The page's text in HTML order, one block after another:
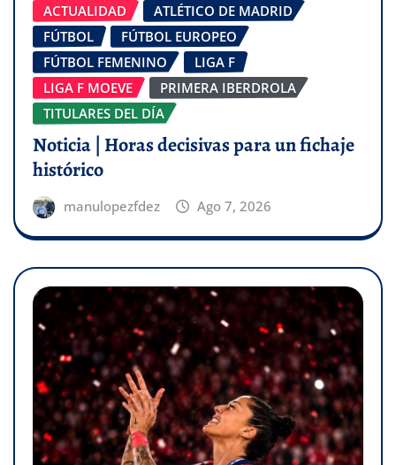
ACTUALIDAD
ATLÉTICO DE MADRID
FÚTBOL
FÚTBOL EUROPEO
FÚTBOL FEMENINO
LIGA F
LIGA F MOEVE
PRIMERA IBERDROLA
TITULARES DEL DÍA
Noticia | Horas decisivas para un fichaje
histórico
manulopezfdez Ago 7, 2026